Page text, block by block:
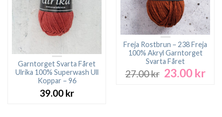
Garntorget Svarta Fåret
Ulrika 100% Superwash Ull
Koppar – 96
39.00 kr
Freja Rostbrun – 238 Freja
100% Akryl Garntorget
Svarta Fåret
27.00kr Det
23.00 krDet